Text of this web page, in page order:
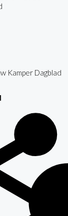
Kamper Dagblad